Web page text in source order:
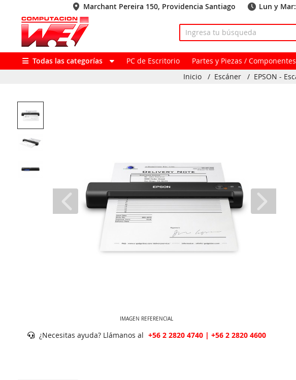
Marchant Pereira 150, Providencia Santiago Lun y
Todas las categorías PC de Escritorio Partes y Piezas / Componentes
Inicio
/ Escáner / EPSON -
IMAGEN REFERENCIAL
¿Necesitas ayuda? Llámanos al +56 2 2820 4740 | +56 2 2820 4600